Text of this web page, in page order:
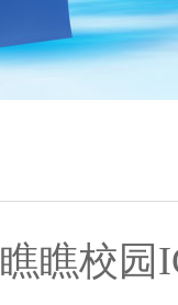
瞧瞧校园